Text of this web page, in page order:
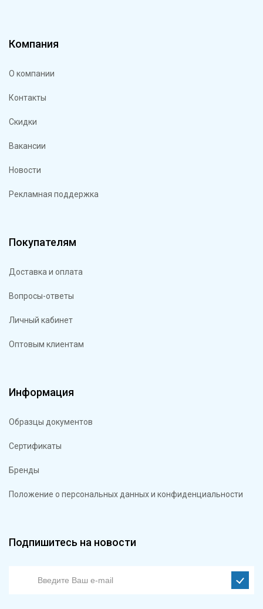
Компания
О компании
Контакты
Скидки
Вакансии
Новости
Рекламная поддержка
Покупателям
Доставка и оплата
Вопросы-ответы
Личный кабинет
Оптовым клиентам
Информация
Образцы документов
Сертификаты
Бренды
Положение о персональных данных и конфиденциальности
Подпишитесь на новости